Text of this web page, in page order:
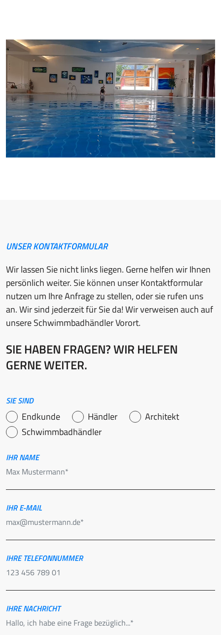
UNSER KONTAKTFORMULAR
Wir lassen Sie nicht links liegen. Gerne helfen wir Ihnen
persönlich weiter. Sie können unser Kontaktformular
nutzen um Ihre Anfrage zu stellen, oder sie rufen uns
an. Wir sind jederzeit für Sie da! Wir verweisen auch auf
unsere Schwimmbadhändler Vorort.
SIE HABEN FRAGEN? WIR HELFEN
GERNE WEITER.
SIE SIND
Endkunde Händler
Architekt
Schwimmbadhändler
IHR NAME
IHR E-MAIL
IHRE TELEFONNUMMER
IHRE NACHRICHT